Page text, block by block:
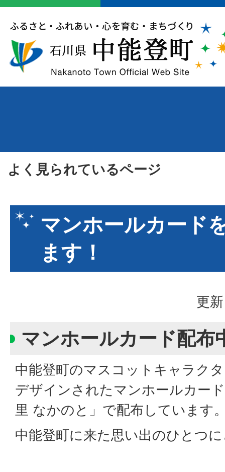
よく見られているページ
マンホールカード
ます！
更
マンホールカード配布
中能登町のマスコットキャラク
デザインされたマンホールカー
里 なかのと」で配布しています
中能登町に来た思い出のひとつ